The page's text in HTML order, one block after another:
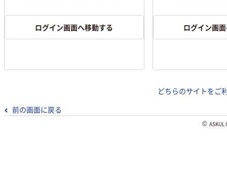
ログイン画面へ移動する ログイン画
どちらのサイトをご
前の画面に戻る
©